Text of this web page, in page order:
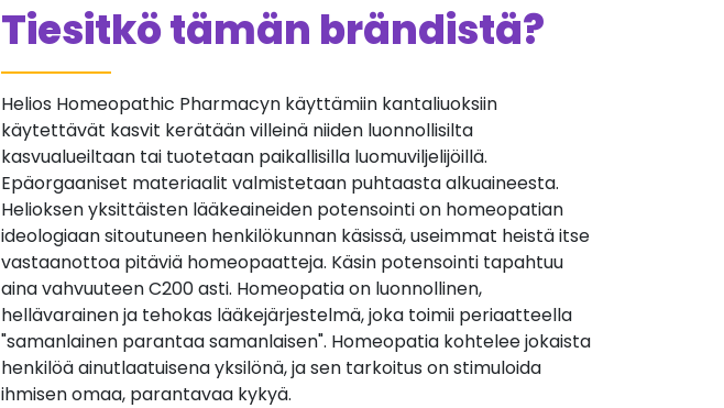
Tiesitkö tämän brändistä?
Helios Homeopathic Pharmacyn käyttämiin kantaliuoksiin
käytettävät kasvit kerätään villeinä niiden luonnollisilta
kasvualueiltaan tai tuotetaan paikallisilla luomuviljelijöillä.
Epäorgaaniset materiaalit valmistetaan puhtaasta alkuaineesta.
Helioksen yksittäisten lääkeaineiden potensointi on homeopatian
ideologiaan sitoutuneen henkilökunnan käsissä, useimmat heistä itse
vastaanottoa pitäviä homeopaatteja. Käsin potensointi tapahtuu
aina vahvuuteen C200 asti. Homeopatia on luonnollinen,
hellävarainen ja tehokas lääkejärjestelmä, joka toimii periaatteella
"samanlainen parantaa samanlaisen". Homeopatia kohtelee jokaista
henkilöä ainutlaatuisena yksilönä, ja sen tarkoitus on stimuloida
ihmisen omaa, parantavaa kykyä.